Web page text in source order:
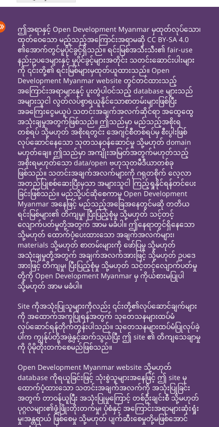
ဤအရာနှင့် Open Development Myanmar မှထုတ်လုပ်သော၊
ထုတ်ဝေသော မည့်သည့်အကြောင်းအရာမဆို CC BY-SA 4.0
၏အောက်တွင်မူပိုင်ခွင့်ရှိသည်။ ရင်းမြစ်အသီးသီး၏ fair-use
နည်းဥပဒေများနှင့် မူပိုင်ခွင့်များအတိုင်း သတင်းဆောင်းပါးများ
ကို ၎င်းတို့၏ ရင်းမြစ်များမှထုတ်ယူထားသည်။ Open
Development Myanmar website တွင်တင်ထားသည့်
အကြောင်းအရာများနှင့် ပူးတွဲပါဝင်သည့် database များသည်
အများသူငါ လွတ်လပ်စွာရယူနိုင်သောစာတမ်းများဖြစ်ပြီး
အခကြေးငွေမယူပဲ သတင်းအချက်အလက်ဆိုင်ရာ အထွေထွေ
အသုံးချမှုအတွက်ဖြစ်သည်။ ဤသည်မှာ မည်သည့်အစိုးရ
တစ်ရပ် သို့မဟုတ် အစိုးရတွင်း အေဂျင်စီတစ်ရပ်မှ စီးပွါးဖြစ်
လုပ်ဆောင်နေသော သုတသနဝန်ဆောင်မှု သို့မဟုတ် domain
မဟုတ်ချေ။ ဤသည်မှာ အကျိုးအမြတ်အတွက်မဟုတ်သည့်
အစိုးရမဟုတ်သော data/open ဗဟုသုတမီဒီယာတစ်ခု
ဖြစ်သည်။ သတင်းအချက်အလက်များကို ဂရုတစိုက် လေ့လာ
အတည်ပြုစစ်ဆေးပြီးမှသာ အများသူငါ ကြည့်ရှုနိုင်ရန်တင်ပေး
ခြင်းဖြစ်သည်။ မည်သို့ပင်ဆိုစေကာမူ Open Development
Myanmar အနေဖြင့် မည်သည့်အခြေအနေတွင်မဆို တတိယ
ရင်းမြစ်များ၏ တိကျမှု၊ ပြီးပြည့်စုံမှု သို့မဟုတ် သင့်တင့်
လျောက်ပတ်မှုတို့အတွက် အာမ မခံပါ။ ဤနေရာတွင်ရှိနေသော
သို့မဟုတ် ထောက်ပံ့ပေးထားသော အချက်အလက်များ၊
materials သို့မဟုတ် စာတမ်းများကို ဖော်ပြမှု သို့မဟုတ်
အသုံးချမှုတို့အတွက် အချက်အလက်အားဖြင့် သို့မဟုတ် ဥပဒေ
အားဖြင့် တိကျမှု၊ ပြီးပြည့်စုံမှု သို့မဟုတ် သင့်တင့်လျောက်ပတ်မှု
တို့ကို Open Development Myanmar မှ ကိုယ်စားမပြုပါ
သို့မဟုတ် အာမ မခံပါ။
Site ကိုအသုံးပြုသူများကိုလည်း ၎င်းတို့၏လုပ်ဆောင်ချက်များ
ကို အထောက်အကူပြုရန်အတွက် သုတေသနများထပ်မံ
လုပ်ဆောင်ရန်တိုက်တွန်းပါသည်။ သုတေသနများထပ်မံပြုလုပ်ခဲ့
ပါက ကျွန်ုပ်တို့အဖွဲ့နှင့်ဆက်သွယ်ပြီး ဤ site ၏ တိကျသေချာမှု
ကို ပိုမိုတိုးတက်စေမည်ဖြစ်သည်။
Open Development Myanmar website သို့မဟုတ်
database ကိုရယူခြင်းဖြင့် သုံးစွဲသူများအနေဖြင့် ဤ site မှ
ထောက်ပံ့ထားသော သတင်းအချက်အလက်ကို အသုံးပြုခြင်း
အတွက် တာဝန်ယူပြီး အသုံးပြုမှုကြောင့် တစ်ဦးချင်းစီ သို့မဟုတ်
ပုဂ္ဂလများ၏ဖွံ့ဖြိုးတိုးတက်မှု၊ ပုံစံနှင့် အကြောင်းအရာများဆုံးရှုံး
မှု၊အန္တရာယ် ဖြစ်စေမှု သို့မဟုတ် ပျက်ဆီးစေမှုတို့မဖြစ်အောင်